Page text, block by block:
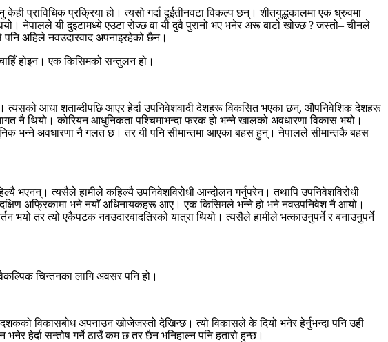
प्राविधिक प्रक्रिया हो। त्यसो गर्दा दुईतीनवटा विकल्प छन्। शीतयुद्धकालमा एक ध्रुवमा
नेपालले यी दुइटामध्ये एउटा रोज्छ वा यी दुवै पुरानो भए भनेर अरू बाटो खोज्छ ? जस्तो– चीनले
पनि अहिले नवउदारवाद अपनाइरहेको छैन।
होइन। एक किसिमको सन्तुलन हो।
त्यसको आधा शताब्दीपछि आएर हेर्दा उपनिवेशवादी देशहरू विकसित भएका छन्, औपनिवेशिक देशहरू
थियो। कोरियन आधुनिकता पश्चिमाभन्दा फरक हो भन्ने खालको अवधारणा विकास भयो।
भन्ने अवधारणा नै गलत छ। तर यी पनि सीमान्तमा आएका बहस हुन्। नेपालले सीमान्तकै बहस
भएनन्। त्यसैले हामीले कहिल्यै उपनिवेशविरोधी आन्दोलन गर्नुपरेन। तथापि उपनिवेशविरोधी
दक्षिण अफ्रिकामा भने नयाँ अधिनायकहरू आए। एक किसिमले भन्ने हो भने नवउपनिवेश नै आयो।
तर त्यो एकैपटक नवउदारवादतिरको यात्रा थियो। त्यसैले हामीले भत्काउनुपर्ने र बनाउनुपर्ने
चिन्तनका लागि अवसर पनि हो।
विकासबोध अपनाउन खोजेजस्तो देखिन्छ। त्यो विकासले के दियो भनेर हेर्नुभन्दा पनि उही
हेर्दा सन्तोष गर्ने ठाउँ कम छ तर छैन भनिहाल्न पनि हतारो हुन्छ।